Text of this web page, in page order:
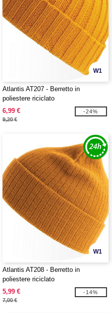
W1
Atlantis AT207 - Berretto in
poliestere riciclato
6,99 €
9,20 €
-24%
W1
Atlantis AT208 - Berretto in
poliestere riciclato
5,99 €
7,00 €
-14%